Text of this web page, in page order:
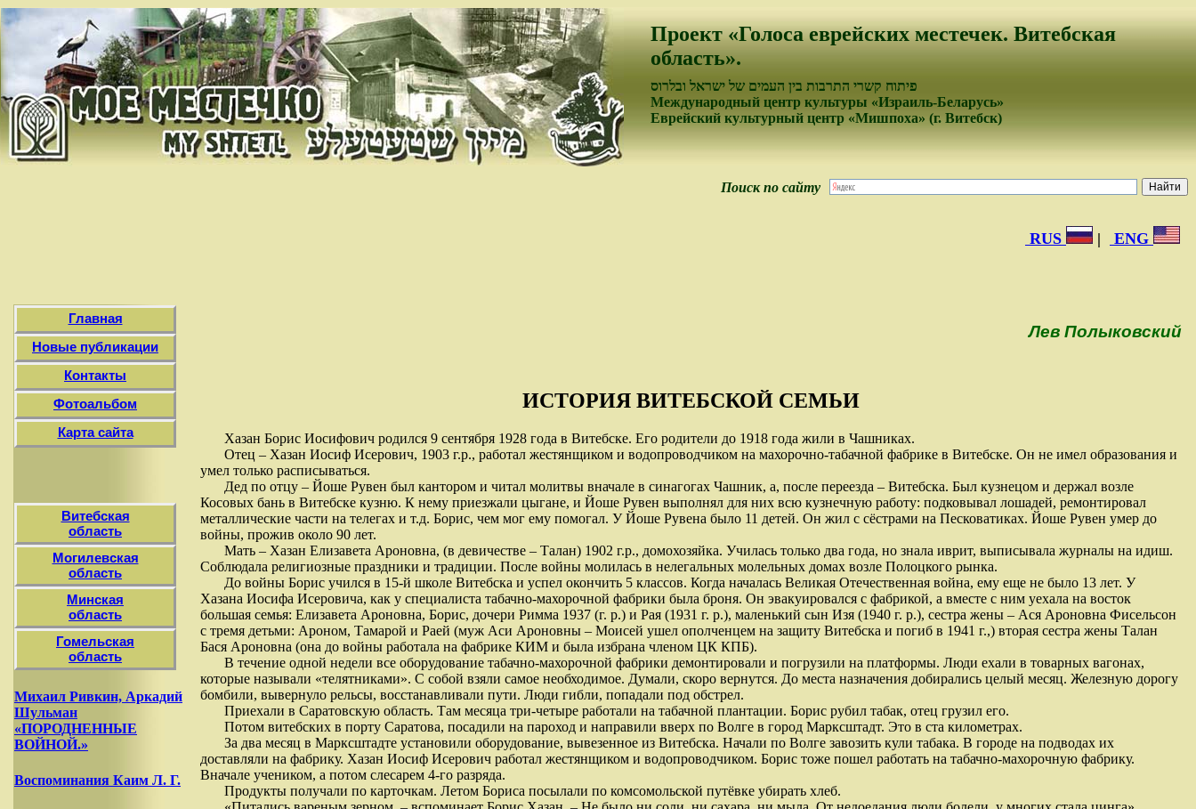
Проект «Голоса еврейских местечек. Витебская
область».
פיתוח קשרי התרבות בין העמים של ישראל ובלרוס
Международный центр культуры «Израиль-Беларусь»
Еврейский культурный центр «Мишпоха» (г. Витебск)
Поиск по сайту
RUS | ENG
Главная
Новые публикации
Контакты
Фотоальбом
Карта сайта
Витебская
область
Могилевская
область
Минская
область
Гомельская
область
Михаил Ривкин, Аркадий
Шульман
«ПОРОДНЕННЫЕ
ВОЙНОЙ.»
Воспоминания Каим Л. Г.
Лев Полыковский
ИСТОРИЯ ВИТЕБСКОЙ СЕМЬИ
Хазан Борис Иосифович родился 9 сентября 1928 года в Витебске. Его родители до 1918 года жили в Чашниках.
Отец – Хазан Иосиф Исерович, 1903 г.р., работал жестянщиком и водопроводчиком на махорочно-табачной фабрике в Витебске. Он не имел образования и
умел только расписываться.
Дед по отцу – Йоше Рувен был кантором и читал молитвы вначале в синагогах Чашник, а, после переезда – Витебска. Был кузнецом и держал возле
Косовых бань в Витебске кузню. К нему приезжали цыгане, и Йоше Рувен выполнял для них всю кузнечную работу: подковывал лошадей, ремонтировал
металлические части на телегах и т.д. Борис, чем мог ему помогал. У Йоше Рувена было 11 детей. Он жил с сёстрами на Песковатиках. Йоше Рувен умер до
войны, прожив около 90 лет.
Мать – Хазан Елизавета Ароновна, (в девичестве – Талан) 1902 г.р., домохозяйка. Училась только два года, но знала иврит, выписывала журналы на идиш.
Соблюдала религиозные праздники и традиции. После войны молилась в нелегальных молельных домах возле Полоцкого рынка.
До войны Борис учился в 15-й школе Витебска и успел окончить 5 классов. Когда началась Великая Отечественная война, ему еще не было 13 лет. У
Хазана Иосифа Исеровича, как у специалиста табачно-махорочной фабрики была броня. Он эвакуировался с фабрикой, а вместе с ним уехала на восток
большая семья: Елизавета Ароновна, Борис, дочери Римма 1937 (г. р.) и Рая (1931 г. р.), маленький сын Изя (1940 г. р.), сестра жены – Ася Ароновна Фисельсон
с тремя детьми: Ароном, Тамарой и Раей (муж Аси Ароновны – Моисей ушел ополченцем на защиту Витебска и погиб в 1941 г.,) вторая сестра жены Талан
Бася Ароновна (она до войны работала на фабрике КИМ и была избрана членом ЦК КПБ).
В течение одной недели все оборудование табачно-махорочной фабрики демонтировали и погрузили на платформы. Люди ехали в товарных вагонах,
которые называли «телятниками». С собой взяли самое необходимое. Думали, скоро вернутся. До места назначения добирались целый месяц. Железную дорогу
бомбили, вывернуло рельсы, восстанавливали пути. Люди гибли, попадали под обстрел.
Приехали в Саратовскую область. Там месяца три-четыре работали на табачной плантации. Борис рубил табак, отец грузил его.
Потом витебских в порту Саратова, посадили на пароход и направили вверх по Волге в город Марксштадт. Это в ста километрах.
За два месяц в Марксштадте установили оборудование, вывезенное из Витебска. Начали по Волге завозить кули табака. В городе на подводах их
доставляли на фабрику. Хазан Иосиф Исерович работал жестянщиком и водопроводчиком. Борис тоже пошел работать на табачно-махорочную фабрику.
Вначале учеником, а потом слесарем 4-го разряда.
Продукты получали по карточкам. Летом Бориса посылали по комсомольской путёвке убирать хлеб.